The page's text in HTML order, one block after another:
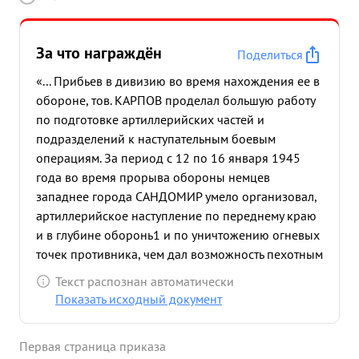
За что награждён
Поделиться
«... Прибьев в дивизию во время нахождения ее в
обороне, тов. КАРПОВ проделал большую работу
по подготовке артиллерийских частей и
подразделений к наступательным боевым
операциям. За период с 12 по 16 января 1945
года во время прорыва обороны немцев
западнее города САНДОМИР умело организовал,
артиллерийское наступление по переднему краю
и в глубине оборонь1 и по уничтожению огневых
точек противника, чем дал возможность пехотным
частям дивизии с малыми потер ми для себя
стремительно овладеть первыми, вторыми и
четьгрехдневных ожесточенных боев артиллерия
Текст распознан автоматически
Показать исходный документ
Первая страница приказа